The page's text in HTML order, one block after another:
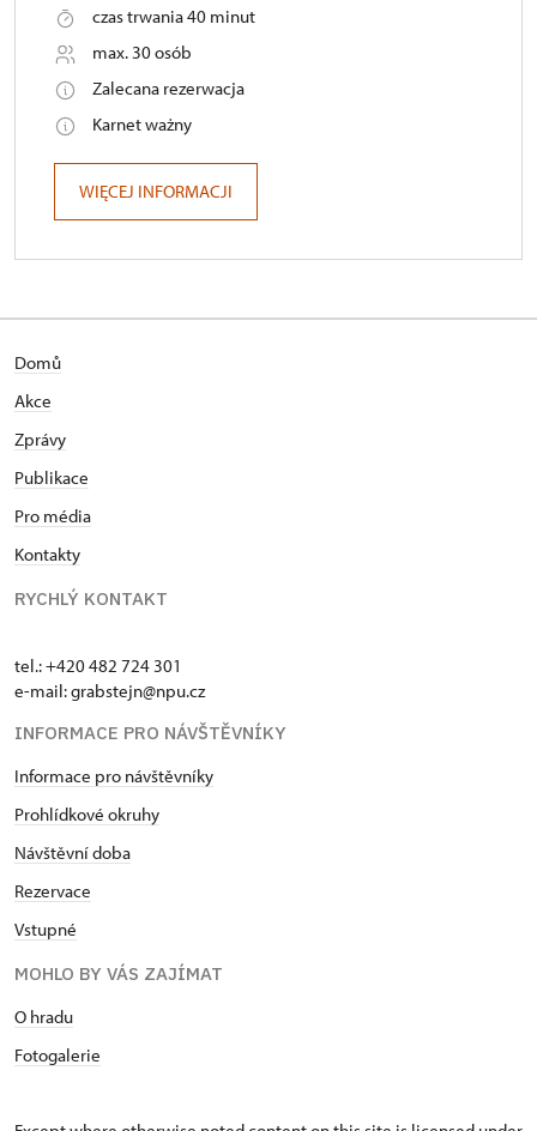
czas trwania 40 minut
max. 30 osób
Zalecana rezerwacja
Karnet ważny
WIĘCEJ INFORMACJI
Domů
Akce
Zprávy
Publikace
Pro média
Kontakty
RYCHLÝ KONTAKT
tel.: +420 482 724 301
e-mail: grabstejn@npu.cz
INFORMACE PRO NÁVŠTĚVNÍKY
Informace pro návštěvníky
Prohlídkové okruhy
Návštěvní doba
Rezervace
Vstupné
MOHLO BY VÁS ZAJÍMAT
O hradu
Fotogalerie